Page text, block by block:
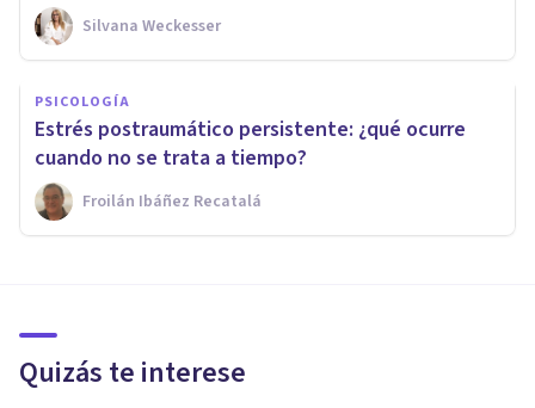
Silvana Weckesser
PSICOLOGÍA
Estrés postraumático persistente: ¿qué ocurre
cuando no se trata a tiempo?
Froilán Ibáñez Recatalá
Quizás te interese